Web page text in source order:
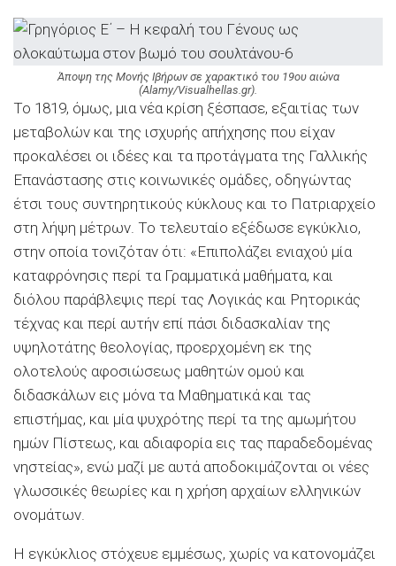
Άποψη της Μονής Ιβήρων σε χαρακτικό του 19ου αιώνα
(Alamy/Visualhellas.gr).
Το 1819, όμως, μια νέα κρίση ξέσπασε, εξαιτίας των
μεταβολών και της ισχυρής απήχησης που είχαν
προκαλέσει οι ιδέες και τα προτάγματα της Γαλλικής
Επανάστασης στις κοινωνικές ομάδες, οδηγώντας
έτσι τους συντηρητικούς κύκλους και το Πατριαρχείο
στη λήψη μέτρων. Το τελευταίο εξέδωσε εγκύκλιο,
στην οποία τονιζόταν ότι: «Επιπολάζει ενιαχού μία
καταφρόνησις περί τα Γραμματικά μαθήματα, και
διόλου παράβλεψις περί τας Λογικάς και Ρητορικάς
τέχνας και περί αυτήν επί πάσι διδασκαλίαν της
υψηλοτάτης θεολογίας, προερχομένη εκ της
ολοτελούς αφοσιώσεως μαθητών ομού και
διδασκάλων εις μόνα τα Μαθηματικά και τας
επιστήμας, και μία ψυχρότης περί τα της αμωμήτου
ημών Πίστεως, και αδιαφορία εις τας παραδεδομένας
νηστείας», ενώ μαζί με αυτά αποδοκιμάζονται οι νέες
γλωσσικές θεωρίες και η χρήση αρχαίων ελληνικών
ονομάτων.
Η εγκύκλιος στόχευε εμμέσως, χωρίς να κατονομάζει